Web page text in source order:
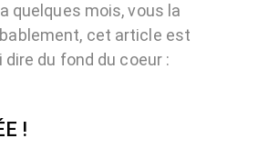
quelques mois, vous la
cet article est
dire du fond du coeur :
!